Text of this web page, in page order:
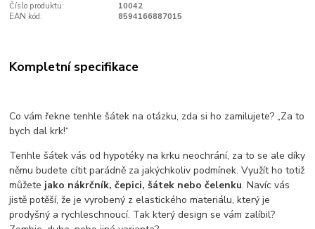
Číslo produktu:
10042
EAN kód:
8594166887015
Kompletní specifikace
Co vám řekne tenhle šátek na otázku, zda si ho zamilujete? „Za to
bych dal krk!“
Tenhle šátek vás od hypotéky na krku neochrání, za to se ale díky
němu budete cítit parádně za jakýchkoliv podmínek. Využít ho totiž
můžete jako nákrčník, čepici, šátek nebo čelenku. Navíc vás
jistě potěší, že je vyrobený z elastického materiálu, který je
prodyšný a rychleschnoucí. Tak který design se vám zalíbil?